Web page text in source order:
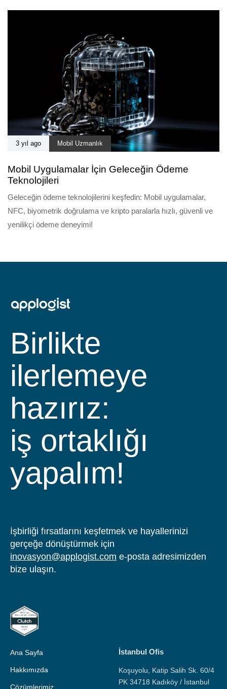
3 yıl ago Mobil Uzmanlık
Mobil Uygulamalar İçin Geleceğin Ödeme
Teknolojileri
Geleceğin ödeme teknolojilerini keşfedin: Mobil uygulamalar,
NFC, biyometrik doğrulama ve kripto paralarla hızlı, güvenli ve
yenilikçi ödeme deneyimi!
Birlikte
ilerlemeye
hazırız:
iş ortaklığı
yapalım!
İşbirliği fırsatlarını keşfetmek ve hayallerinizi
gerçeğe dönüştürmek için
inovasyon@applogist.com e-posta adresimizden
bize ulaşın.
Ana Sayfa
Hakkımızda
Çözümlerimiz
İstanbul Ofis
Koşuyolu, Katip Salih Sk. 60/4
PK 34718 Kadıköy / İstanbul